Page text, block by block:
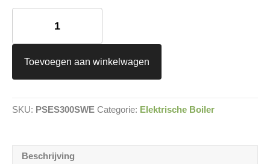
Stiebel
300
Warmwaterboiler
elektrisch
Toevoegen aan winkelwagen
SKU: PSES300SWE Categorie: Elektrische Boiler
Beschrijving